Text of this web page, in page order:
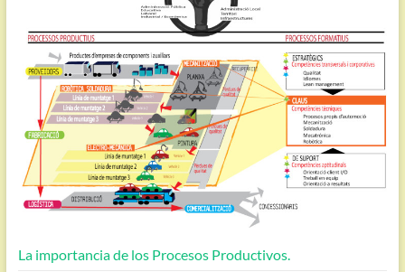
La importancia de los Procesos Productivos.